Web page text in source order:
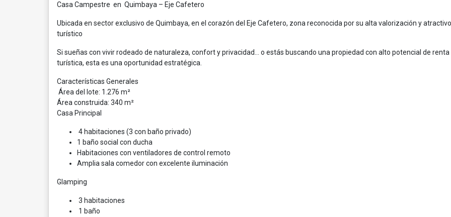
Casa Campestre en Quimbaya – Eje Cafetero
Ubicada en sector exclusivo de Quimbaya, en el corazón del Eje Cafetero, zona reconocida por su alta valorización y atractivo
turístico
Si sueñas con vivir rodeado de naturaleza, confort y privacidad… o estás buscando una propiedad con alto potencial de renta
turística, esta es una oportunidad estratégica.
Características Generales
Área del lote: 1.276 m²
Área construida: 340 m²
Casa Principal
4 habitaciones (3 con baño privado)
1 baño social con ducha
Habitaciones con ventiladores de control remoto
Amplia sala comedor con excelente iluminación
Glamping
3 habitaciones
1 baño